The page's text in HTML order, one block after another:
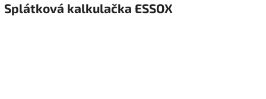
Splátková kalkulačka ESSOX